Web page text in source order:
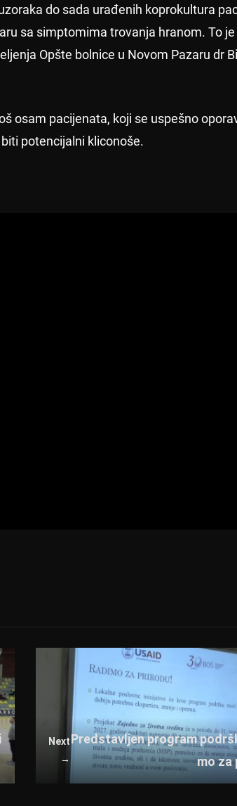
do sada urađenih koprokultura
sa simptomima trovanja hranom. To je
Opšte bolnice u Novom Pazaru dr
osam pacijenata, koji se uspešno
potencijalni kliconoše.
Next
→
Predstavljen program
mo za